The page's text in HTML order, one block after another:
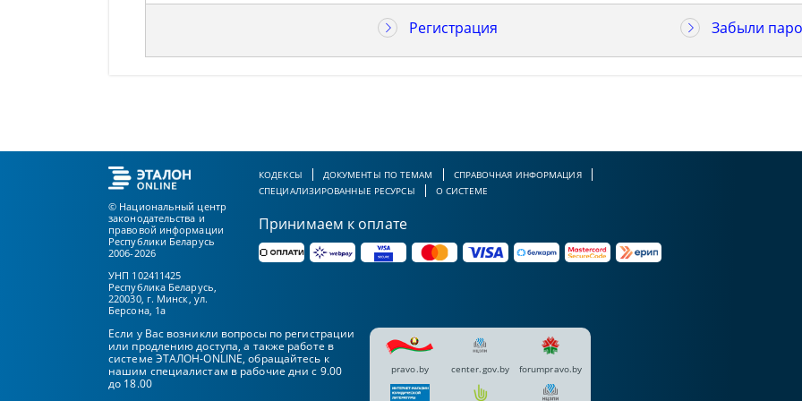
Регистрация Забыли
© Национальный центр
законодательства и
правовой информации
Республики Беларусь
2006-2026
УНП 102411425
Республика Беларусь,
220030, г. Минск, ул.
Берсона, 1а
КОДЕКСЫ ДОКУМЕНТЫ ПО ТЕМАМ
СПРАВОЧНАЯ ИНФОРМАЦИЯ
СПЕЦИАЛИЗИРОВАННЫЕ РЕСУРСЫ
О СИСТЕМЕ
Принимаем к оплате
Если у Вас возникли вопросы по регистрации
или продлению доступа, а также работе в
системе ЭТАЛОН-ONLINE, обращайтесь к
нашим специалистам в рабочие дни с 9.00
до 18.00
pravo.by center.gov.by forumpravo.by